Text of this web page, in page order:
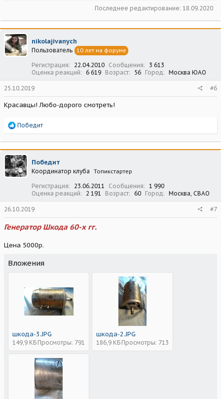
Последнее редактирование: 18.09.2020
nikolajivanych
Пользователь 10 лет на форуме
Регистрация 22.04.2010 Сообщения
3 613
Оценка реакций
6 619 Возраст 56 Город Москва ЮАО
25.10.2019 #6
Красавцы! Любо-дорого смотреть!
Р
а
к
ц
и
и
Победит
Победит
Координатор клуба Топикстартер
Регистрация 23.06.2011 Сообщения
1 990
Оценка реакций
2 191 Возраст 60 Город Москва, СВАО
26.10.2019 #7
Генератор Шкода 60-х гг.
Цена 5000р.
Вложения
шкода-3.JPG
149,9 КБ Просмотры: 791
шкода-2.JPG
186,9 КБ Просмотры: 713